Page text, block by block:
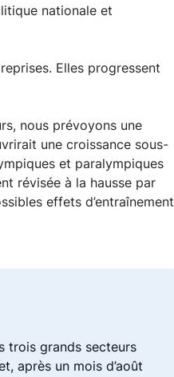
nationale et
Elles progressent
nous prévoyons une
une croissance sous-
et paralympiques
révisée à la hausse par
effets d’entraînement
trois grands secteurs
après un mois d’août